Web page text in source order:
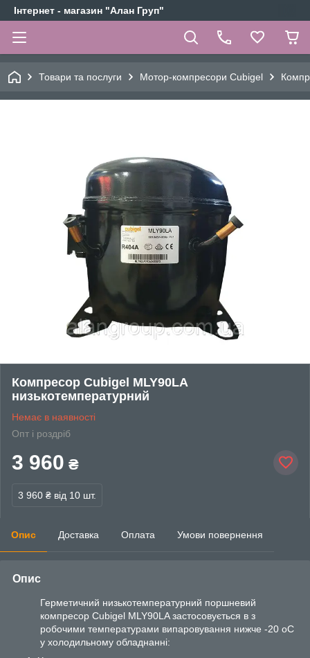
Інтернет - магазин "Алан Груп"
Товари та послуги Мотор-компресори Cubigel
Компресор Cubigel MLY90LA
низькотемпературний
Немає в наявності
Опт і роздріб
3 960 ₴
3 960 ₴ від 10 шт.
Опис Доставка Оплата Умови повернення
Опис
Герметичний низькотемпературний поршневий
компресор Cubigel MLY90LA застосовується в з
робочими температурами випаровування нижче -20 oC
у холодильному обладнанні: